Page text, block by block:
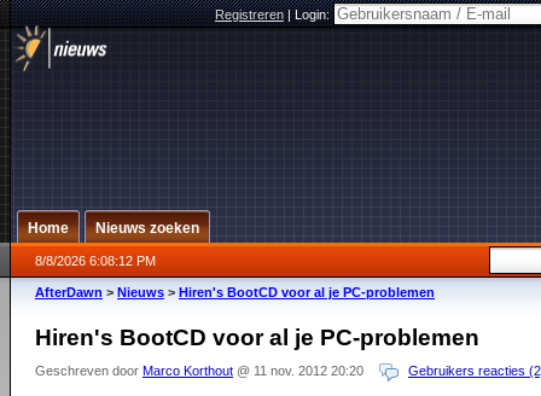
Registreren|Login:
Home Nieuws zoeken
8/8/2026 6:08:12 PM
AfterDawn > Nieuws > Hiren's BootCD voor al je PC-problemen
Hiren's BootCD voor al je PC-problemen
Geschreven door Marco Korthout @ 11 nov. 2012 20:20 Gebruikers reacties